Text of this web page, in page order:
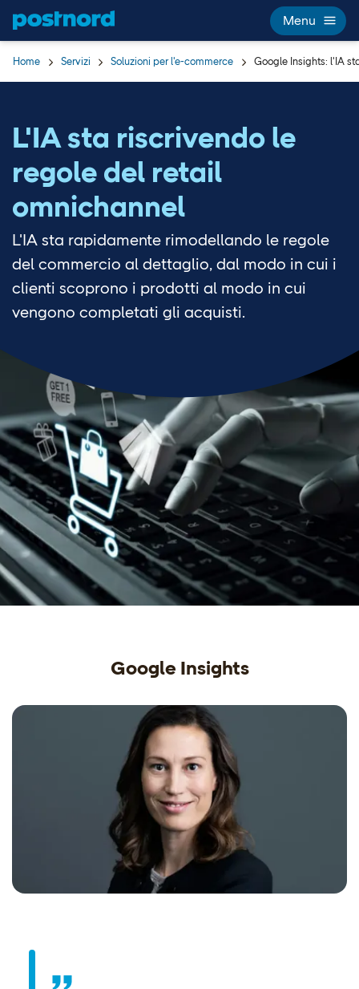
Hoppa över navigering och sök
Menu
Home Servizi Soluzioni per l'e-commerce Google Insights: l'IA
L'IA sta riscrivendo le
regole del retail
omnichannel
L'IA sta rapidamente rimodellando le regole
del commercio al dettaglio, dal modo in cui i
clienti scoprono i prodotti al modo in cui
vengono completati gli acquisti.
Google Insights